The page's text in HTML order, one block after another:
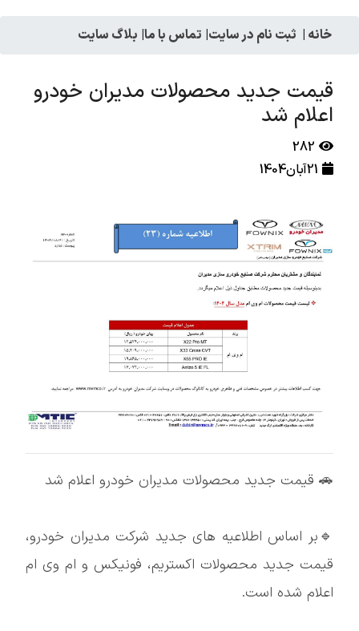
خانه | ثبت نام در سایت| تماس با ما| بلاگ سایت
قیمت جدید محصولات مدیران خودرو
اعلام شد
282
21آبان1404
🚗 قیمت جدید محصولات مدیران خودرو اعلام شد
🔹بر اساس اطلاعیه های جدید شرکت مدیران خودرو،
قیمت جدید محصولات اکستریم، فونیکس و ام وی ام
اعلام شده است.